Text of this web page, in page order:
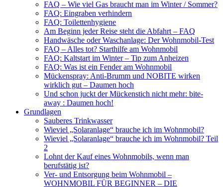
FAQ – Wie viel Gas braucht man im Winter / Sommer?
FAQ: Eingraben verhindern
FAQ: Toilettenhygiene
Am Beginn jeder Reise steht die Abfahrt – FAQ
Handwäsche oder Waschanlage: Der Wohnmobil-Test
FAQ – Alles tot? Starthilfe am Wohnmobil
FAQ: Kaltstart im Winter – Tip zum Anheizen
FAQ: Was ist ein Fender am Wohnmobil
Mückenspray: Anti-Brumm und NOBITE wirken
wirklich gut – Daumen hoch
Und schon juckt der Mückenstich nicht mehr: bite-
away : Daumen hoch!
Grundlagen
Sauberes Trinkwasser
Wieviel „Solaranlage“ brauche ich im Wohnmobil?
Wieviel „Solaranlage“ brauche ich im Wohnmobil? Teil
2
Lohnt der Kauf eines Wohnmobils, wenn man
berufstätig ist?
Ver- und Entsorgung beim Wohnmobil –
WOHNMOBIL FÜR BEGINNER – DIE